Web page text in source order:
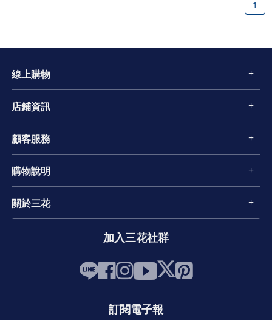
1
線上購物
店鋪資訊
顧客服務
購物說明
關於三花
加入三花社群
訂閱電子報